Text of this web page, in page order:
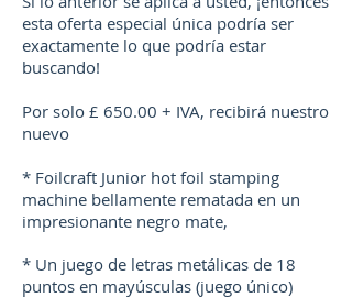
esta oferta especial única podría ser
exactamente lo que podría estar
buscando!
Por solo £ 650.00 + IVA, recibirá nuestro
nuevo
* Foilcraft Junior hot foil stamping
machine bellamente rematada en un
impresionante negro mate,
* Un juego de letras metálicas de 18
puntos en mayúsculas (juego único)